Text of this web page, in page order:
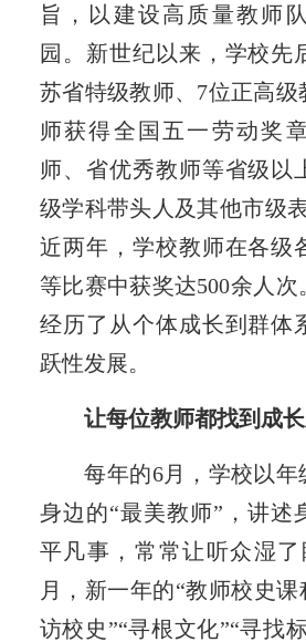
旨，以建设高质量教师
园。新世纪以来，学校先
苏省特级教师、7位正高级
师获得全国五一劳动奖
师、省优秀教师等省级以
级学科带头人及其他市级
近两年，学校教师在各级
等比赛中获奖达500余人次
经历了从个体成长到群体
跃性发展。
让每位教师都找到成
每年的6月，学校以
身边的“最美教师”，讲述
平凡事，常常让听众湿
月，新一年的“教师校史
访校史”“寻根文化”“寻找